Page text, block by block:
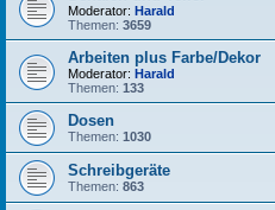
Moderator: Harald
Themen: 3659
Arbeiten plus Farbe/Dekor
Moderator: Harald
Themen: 133
Dosen
Themen: 1030
Schreibgeräte
Themen: 863